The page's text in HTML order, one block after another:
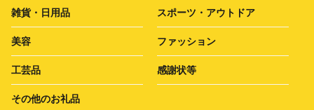
雑貨・日用品 スポーツ・アウトドア
美容 ファッション
工芸品 感謝状等
その他のお礼品